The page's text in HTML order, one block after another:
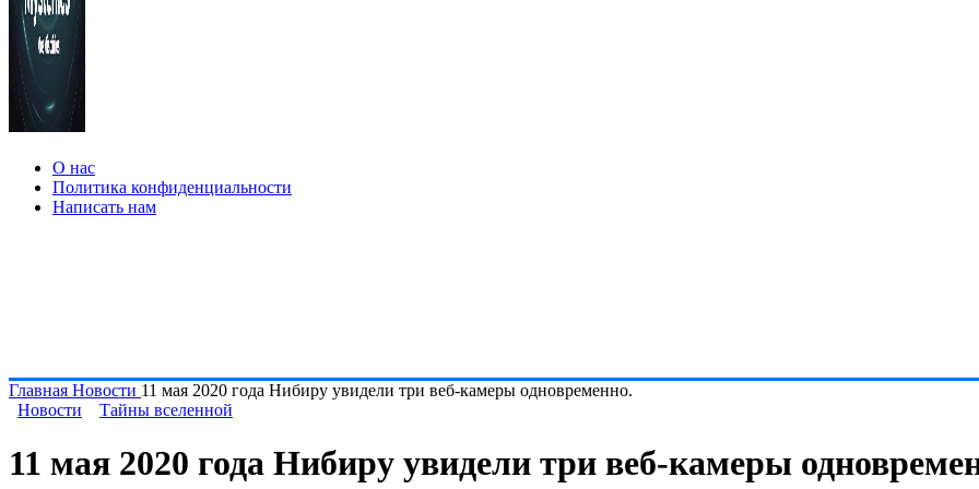
О нас
Политика конфиденциальности
Написать нам
Главная Новости 11 мая 2020 года Нибиру увидели три веб-камеры одновременно.
Новости
Тайны вселенной
11 мая 2020 года Нибиру увидели три веб-камеры